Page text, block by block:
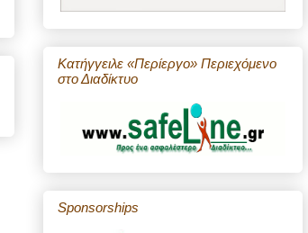
Κατήγγειλε «Περίεργο» Περιεχόμενο
στο Διαδίκτυο
Sponsorships